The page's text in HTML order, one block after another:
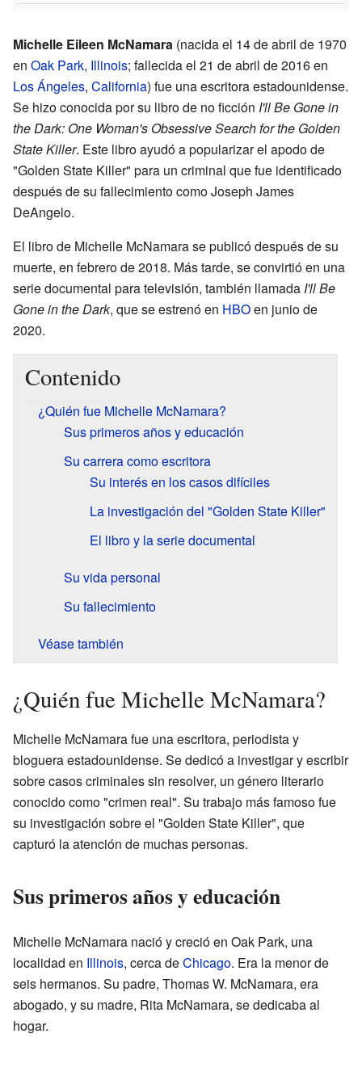
Michelle Eileen McNamara (nacida el 14 de abril de 1970
en Oak Park, Illinois; fallecida el 21 de abril de 2016 en
Los Ángeles, California) fue una escritora estadounidense.
Se hizo conocida por su libro de no ficción I'll Be Gone in
the Dark: One Woman's Obsessive Search for the Golden
State Killer. Este libro ayudó a popularizar el apodo de
"Golden State Killer" para un criminal que fue identificado
después de su fallecimiento como Joseph James
DeAngelo.
El libro de Michelle McNamara se publicó después de su
muerte, en febrero de 2018. Más tarde, se convirtió en una
serie documental para televisión, también llamada I'll Be
Gone in the Dark, que se estrenó en HBOen junio de
2020.
Contenido
¿Quién fue Michelle McNamara?
Sus primeros años y educación
Su carrera como escritora
Su interés en los casos difíciles
La investigación del "Golden State Killer"
El libro y la serie documental
Su vida personal
Su fallecimiento
Véase también
¿Quién fue Michelle McNamara?
Michelle McNamara fue una escritora, periodista y
bloguera estadounidense. Se dedicó a investigar y escribir
sobre casos criminales sin resolver, un género literario
conocido como "crimen real". Su trabajo más famoso fue
su investigación sobre el "Golden State Killer", que
capturó la atención de muchas personas.
Sus primeros años y educación
Michelle McNamara nació y creció en Oak Park, una
localidad en Illinois, cerca deChicago. Era la menor de
seis hermanos. Su padre, Thomas W. McNamara, era
abogado, y su madre, Rita McNamara, se dedicaba al
hogar.